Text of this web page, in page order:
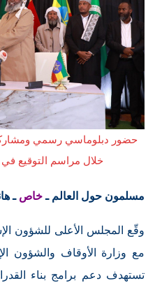
حضور دبلوماسي رسمي
خلال مراسم التوقيع
مسلمون حول العالم ـخاص ـ
وقّع المجلس الأعلى للشؤون
مع وزارة الأوقاف والشؤون
تستهدف دعم برامج بناء